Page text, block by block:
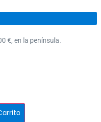
€, en la península.